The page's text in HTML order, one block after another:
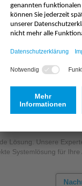
Lösung. Unsere
Systemlösung für Ihre